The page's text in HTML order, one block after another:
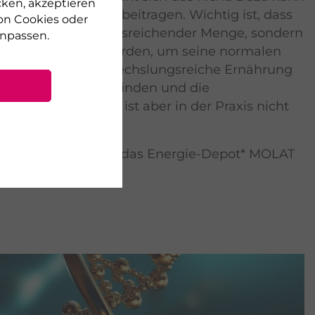
akzeptieren
Cookies oderwesentlich beitragen. Wichtig ist, dass
nicht nur in ausreichender Menge, sondern
zugeführt werden, um seine normalen
Eine abwechslungsreiche Ernährung
Wohlbefinden und die
Klingt schön, ist aber in der Praxis nicht
mehr über das Energie-Depot* MOLAT